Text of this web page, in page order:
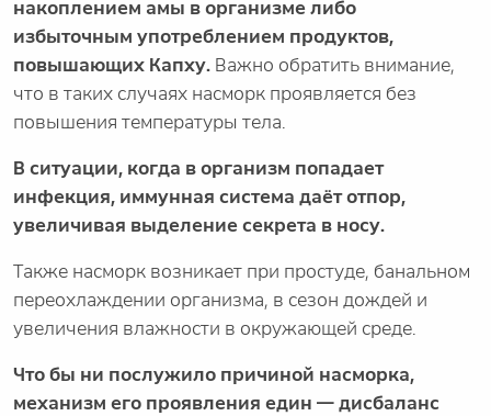
накоплением амы в организме либо
избыточным употреблением продуктов,
повышающих Капху. Важно обратить внимание,
что в таких случаях насморк проявляется без
повышения температуры тела.
В ситуации, когда в организм попадает
инфекция, иммунная система даёт отпор,
увеличивая выделение секрета в носу.
Также насморк возникает при простуде, банальном
переохлаждении организма, в сезон дождей и
увеличения влажности в окружающей среде.
Что бы ни послужило причиной насморка,
механизм его проявления един — дисбаланс